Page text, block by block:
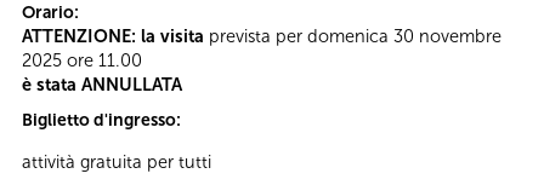
Orario:
ATTENZIONE: la visita prevista per domenica 30 novembre
2025 ore 11.00
è stata ANNULLATA
Biglietto d'ingresso:
attività gratuita per tutti